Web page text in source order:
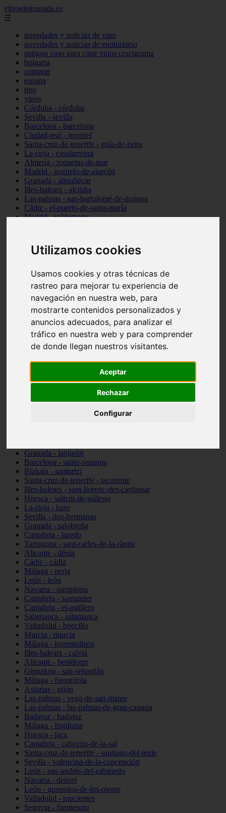
Utilizamos cookies
Usamos cookies y otras técnicas de
rastreo para mejorar tu experiencia de
navegación en nuestra web, para
mostrarte contenidos personalizados y
anuncios adecuados, para analizar el
tráfico en nuestra web y para comprender
de donde llegan nuestros visitantes.
Aceptar
Rechazar
Configurar
vinosdegranada.es
☰
novedades y noticias de vino
novedades y noticias de enoturismo
antiguo vaso para catar vinos crucigrama
bulgaria
comprar
espana
tipo
vinos
Córdoba - córdoba
Sevilla - sevilla
Barcelona - barcelona
Ciudad-real - montiel
Santa-cruz-de-tenerife - guía-de-isora
La-rioja - casalarreina
Almería - roquetas-de-mar
Madrid - pozuelo-de-alarcón
Granada - almuñécar
Illes-balears - alcúdia
Las-palmas - san-bartolomé-de-tirajana
Cádiz - el-puerto-de-santa-maría
Madrid - valdemoro
Cantabria - suances
Sevilla - bormujos
Málaga - júzcar
Huesca - alquézar
Huesca - castejón-de-sos
Lleida - alt-àneu
Córdoba - almedinilla
Navarra - zangoza
Cantabria - arenas-de-iguña
Barcelona - la-pobla-de-lillet
Murcia - cartagena
Madrid - nuevo-baztán
Granada - lanjarón
Barcelona - santa-susanna
Bizkaia - santurtzi
Santa-cruz-de-tenerife - tacoronte
Illes-balears - sant-llorenç-des-cardassar
Huesca - sallent-de-gállego
La-rioja - haro
Sevilla - dos-hermanas
Granada - salobreña
Cantabria - laredo
Tarragona - sant-carles-de-la-ràpita
Alicante - dénia
Cádiz - cádiz
Málaga - nerja
León - león
Navarra - pamplona
Cantabria - santander
Cantabria - el-astillero
Salamanca - salamanca
Valladolid - boecillo
Murcia - murcia
Málaga - torremolinos
Illes-balears - calvià
Alicante - benidorm
Gipuzkoa - san-sebastián
Málaga - fuengirola
Asturias - gijón
Las-palmas - vega-de-san-mateo
Las-palmas - las-palmas-de-gran-canaria
Badajoz - badajoz
Málaga - frigiliana
Huesca - jaca
Cantabria - cabezón-de-la-sal
Santa-cruz-de-tenerife - santiago-del-teide
Sevilla - valencina-de-la-concepción
León - san-andrés-del-rabanedo
Navarra - deierri
León - gusendos-de-los-oteros
Valladolid - mucientes
Segovia - fuentesoto